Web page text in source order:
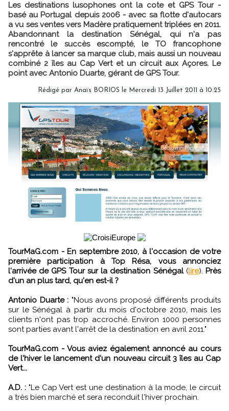
Les destinations lusophones ont la cote et GPS Tour -
basé au Portugal depuis 2006 - avec sa flotte d'autocars
a vu ses ventes vers Madère pratiquement triplées en 2011.
Abandonnant la destination Sénégal, qui n'a pas
rencontré le succès escompté, le TO francophone
s'apprête à lancer sa marque club, mais aussi un nouveau
combiné 2 îles au Cap Vert et un circuit aux Açores. Le
point avec Antonio Duarte, gérant de GPS Tour.
Rédigé par Anaïs BORIOS le Mercredi 13 Juillet 2011 à 10:25
TourMaG.com - En septembre 2010, à l'occasion de votre
première participation à Top Résa, vous annonciez
l'arrivée de GPS Tour sur la destination Sénégal(lire). Près
d'un an plus tard, qu'en est-il ?
Antonio Duarte : "Nous avons proposé différents produits
sur le Sénégal à partir du mois d'octobre 2010, mais les
clients n'ont pas trop accroché. Environ 1000 personnes
sont parties avant l'arrêt de la destination en avril 2011."
TourMaG.com - Vous aviez également annoncé au cours
de l'hiver le lancement d'un nouveau circuit 3 îles au Cap
Vert...
A.D. :"Le Cap Vert est une destination à la mode, le circuit
a très bien marché et sera reconduit l'hiver prochain.